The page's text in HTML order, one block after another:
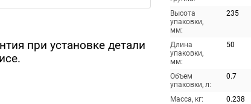
при установке детали
Высота
упаковки,
мм:
235
Длина
упаковки,
мм:
50
Объем
упаковки, л:
0.7
Масса, кг:
0.238